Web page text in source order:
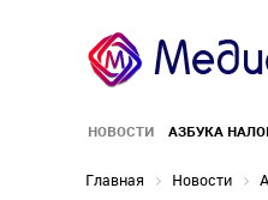
НОВОСТИ АЗБУКА
Главная Новости